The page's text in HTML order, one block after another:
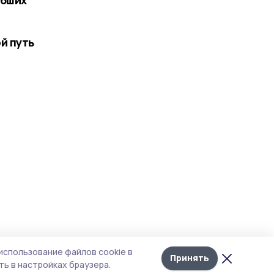
Лента
новостей
путь
файлов cookie в
в настройках браузера.
Принять